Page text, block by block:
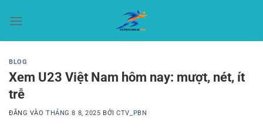
qua
BLOG
Xem U23 Việt Nam hôm nay: mượt, nét, ít
trễ
ĐĂNG VÀOTHÁNG 8 8, 2025 BỞICTV_PBN